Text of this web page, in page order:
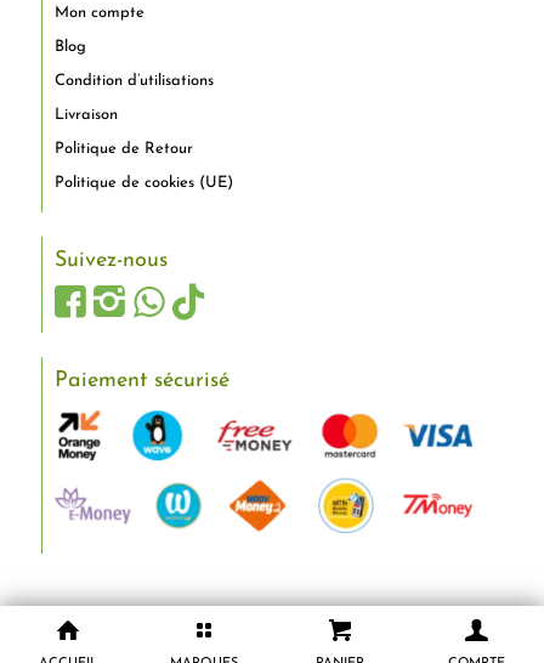
Mon compte
Blog
Condition d’utilisations
Livraison
Politique de Retour
Politique de cookies (UE)
Suivez-nous
Paiement sécurisé